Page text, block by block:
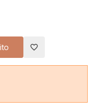
favorite_border